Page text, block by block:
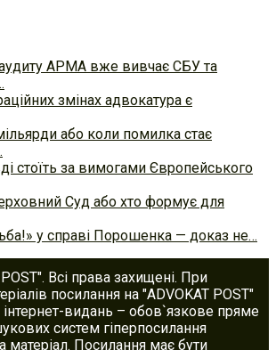
аудиту АРМА вже вивчає СБУ та
змінах адвокатура є
або коли помилка стає
стоїть за вимогами Європейського
Суд або хто формує для
у справі Порошенка — доказ не…
Всі права захищені. При
посилання на "ADVOKAT POST"
видань – обов`язкове пряме
систем гіперпосилання
матеріал. Посилання має бути